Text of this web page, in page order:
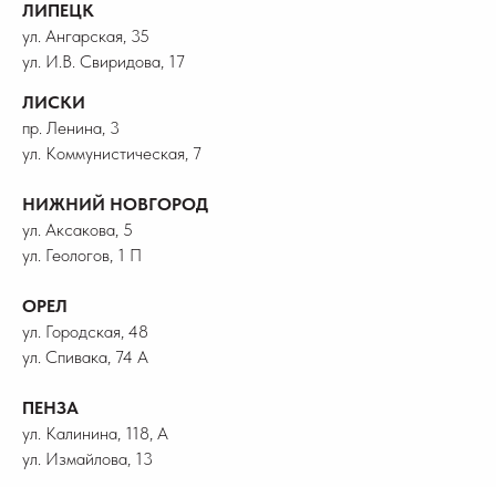
ЛИПЕЦК
ул. Ангарская, 35
ул. И.В. Свиридова, 17
ЛИСКИ
пр. Ленина, 3
ул. Коммунистическая, 7
НИЖНИЙ НОВГОРОД
ул. Аксакова, 5
ул. Геологов, 1 П
ОРЕЛ
ул. Городская, 48
ул. Спивака, 74 А
ПЕНЗА
ул. Калинина, 118, А
ул. Измайлова, 13